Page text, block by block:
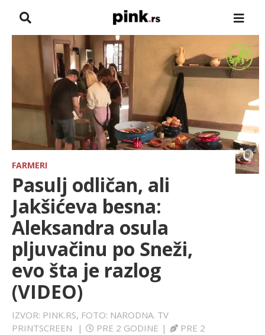
NASLOVNA
ZADRUGA
SHOWBIZ
HRONIKA
FARMERI
TV
SPORT
LIFESTYLE
EXTRA
FARMERI
Pasulj odličan, ali
Jakšićeva besna:
Aleksandra osula
pljuvačinu po Sneži,
evo šta je razlog
(VIDEO)
IZVOR: PINK.RS, FOTO: NARODNA. TV
PRINTSCREEN
| PRE 2 GODINE |
PRE 2